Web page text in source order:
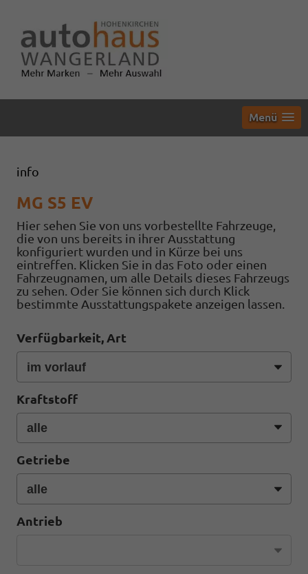
Menü
info
MG S5 EV
Hier sehen Sie von uns vorbestellte Fahrzeuge,
die von uns bereits in ihrer Ausstattung
konfiguriert wurden und in Kürze bei uns
eintreffen. Klicken Sie in das Foto oder einen
Fahrzeugnamen, um alle Details dieses Fahrzeugs
zu sehen. Oder Sie können sich durch Klick
bestimmte Ausstattungspakete anzeigen lassen.
Verfügbarkeit, Art
Kraftstoff
Getriebe
Antrieb